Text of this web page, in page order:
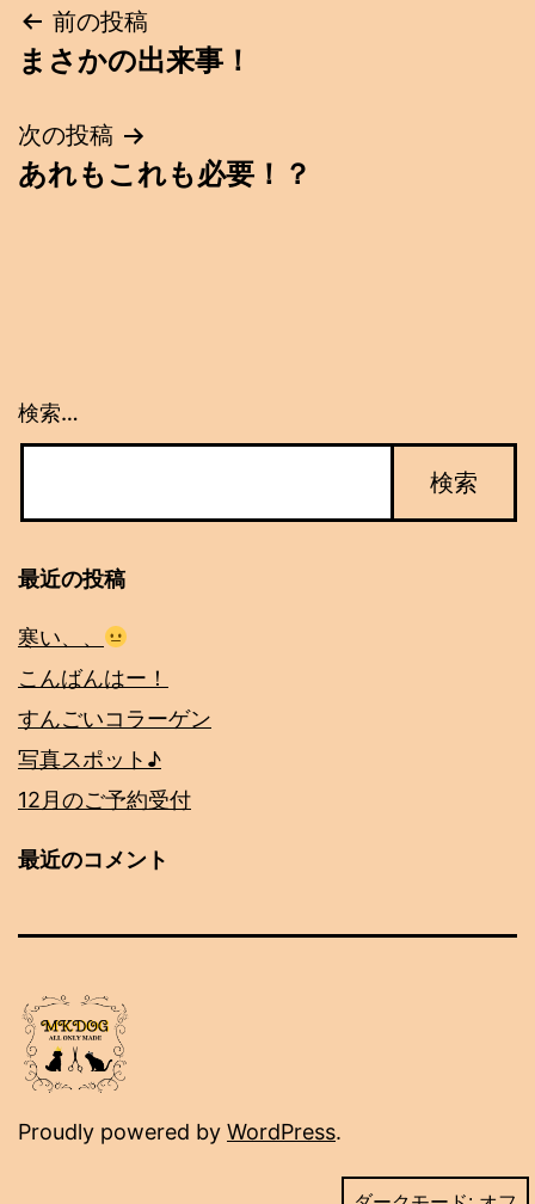
投
稿
ナ
ビ
ョ
前の投稿
まさかの出来事！
次の投稿
あれもこれも必要！？
検索…
最近の投稿
寒い、、
こんばんはー！
すんごいコラーゲン
写真スポット♪
12月のご予約受付
最近のコメント
Proudly powered by WordPress.